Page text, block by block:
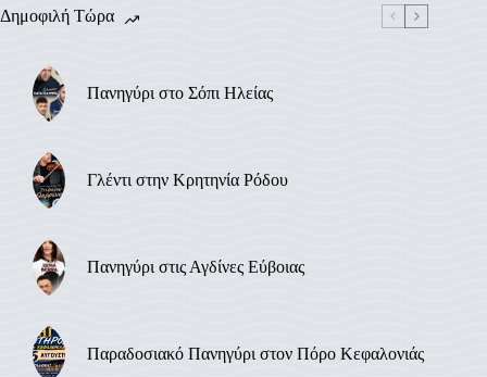
Δημοφιλή Τώρα
Πανηγύρι στο Σόπι Ηλείας
Γλέντι στην Κρητηνία Ρόδου
Πανηγύρι στις Αγδίνες Εύβοιας
Παραδοσιακό Πανηγύρι στον Πόρο Κεφαλονιάς